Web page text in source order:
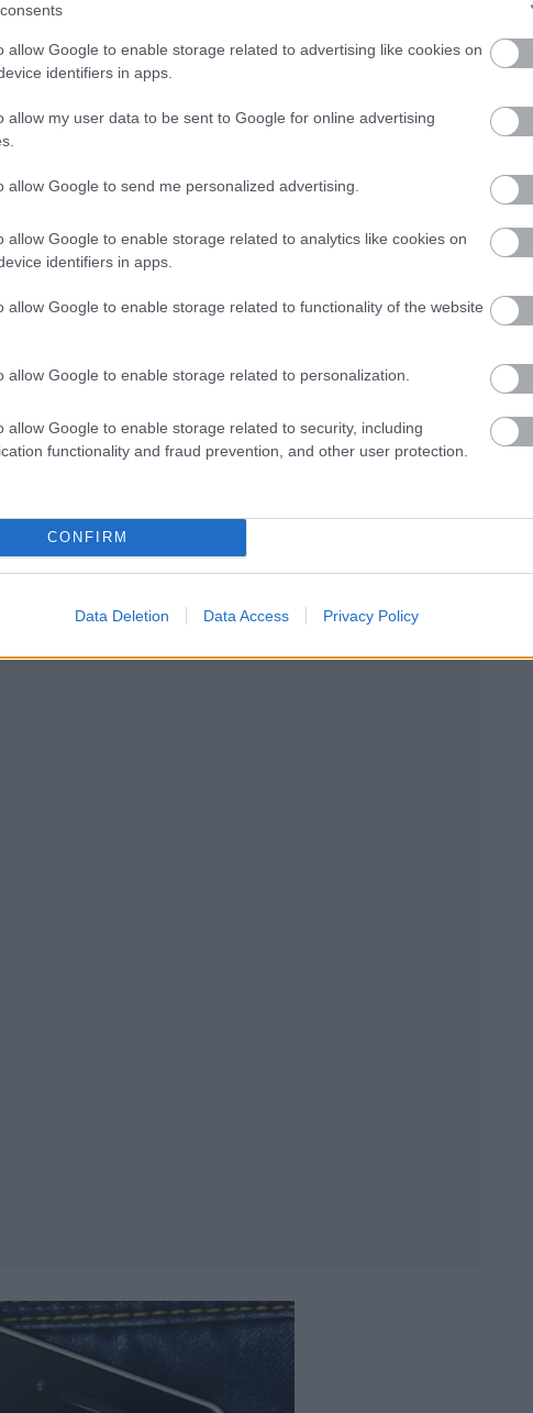
allow Google to enable storage related to advertising like cookies on
identifiers in apps.
allow my user data to be sent to Google for online advertising
allow Google to send me personalized advertising.
allow Google to enable storage related to analytics like cookies on
identifiers in apps.
allow Google to enable storage related to functionality of the website
allow Google to enable storage related to personalization.
allow Google to enable storage related to security, including
functionality and fraud prevention, and other user protection.
CONFIRM
Data Deletion Data Access Privacy Policy
μετάφρασης
ειδική εφαρμογή για μεταφράσεις, έτσι ώστε να
που ψάχνετε. Οι πιο ρομαντικοί, βέβαια,